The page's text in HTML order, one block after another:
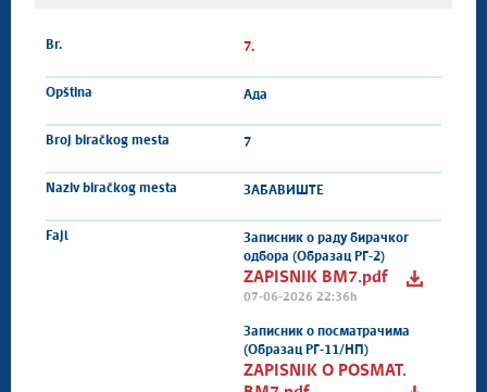
7.
Ада
7
ЗАБАВИШТЕ
Записник о раду бирачког
одбора (Образац РГ-2)
ZAPISNIK BM7.pdf
07-06-2026 22:36h
Записник о посматрачима
(Образац РГ-11/НП)
ZAPISNIK O POSMAT.